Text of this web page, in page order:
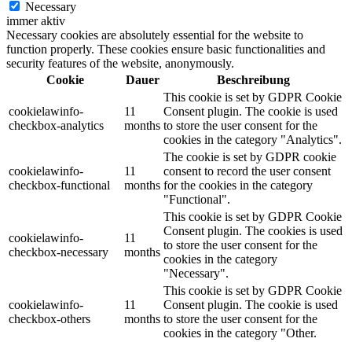
Necessary
immer aktiv
Necessary cookies are absolutely essential for the website to
function properly. These cookies ensure basic functionalities and
security features of the website, anonymously.
Cookie
Dauer Beschreibung
cookielawinfo-
checkbox-analytics
11
months
This cookie is set by GDPR Cookie
Consent plugin. The cookie is used
to store the user consent for the
cookies in the category "Analytics".
cookielawinfo-
checkbox-functional
11
months
The cookie is set by GDPR cookie
consent to record the user consent
for the cookies in the category
"Functional".
cookielawinfo-
checkbox-necessary
11
months
This cookie is set by GDPR Cookie
Consent plugin. The cookies is used
to store the user consent for the
cookies in the category
"Necessary".
cookielawinfo-
checkbox-others
11
months
This cookie is set by GDPR Cookie
Consent plugin. The cookie is used
to store the user consent for the
cookies in the category "Other.